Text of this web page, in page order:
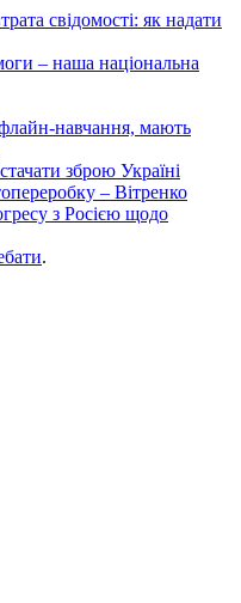
свідомості: як надати
– наша національна
навчання, мають
зброю Україні
– Вітренко
з Росією щодо
.